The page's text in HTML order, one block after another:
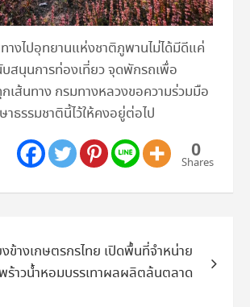
างไปอุทยานแห่งชาติภูพานไม่ได้มีดีแค่
สนุนการท่องเที่ยว จุดพักรถเพื่อ
เส้นทาง กรมทางหลวงขอความร่วมมือ
ธรรมชาตินี้ไว้ให้คงอยู่ต่อไป
0
Shares
ข้างเกษตรกรไทย เปิดพื้นที่จำหน่าย
ร้าวน้ำหอมบรรเทาผลผลิตล้นตลาด